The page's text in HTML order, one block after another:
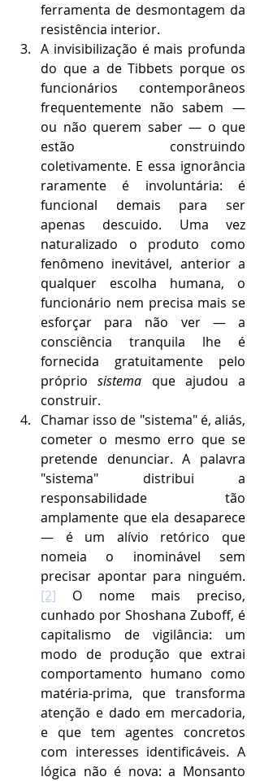
ferramenta de desmontagem da
resistência interior.
A invisibilização é mais profunda
do que a de Tibbets porque os
funcionários contemporâneos
frequentemente não sabem —
ou não querem saber — o que
estão construindo
coletivamente. E essa ignorância
raramente é involuntária: é
funcional demais para ser
apenas descuido. Uma vez
naturalizado o produto como
fenômeno inevitável, anterior a
qualquer escolha humana, o
funcionário nem precisa mais se
esforçar para não ver — a
consciência tranquila lhe é
fornecida gratuitamente pelo
próprio sistema que ajudou a
construir.
Chamar isso de "sistema" é, aliás,
cometer o mesmo erro que se
pretende denunciar. A palavra
"sistema" distribui a
responsabilidade tão
amplamente que ela desaparece
— é um alívio retórico que
nomeia o inominável sem
precisar apontar para ninguém.
[2] O nome mais preciso,
cunhado por Shoshana Zuboff, é
capitalismo de vigilância: um
modo de produção que extrai
comportamento humano como
matéria-prima, que transforma
atenção e dado em mercadoria,
e que tem agentes concretos
com interesses identificáveis. A
lógica não é nova: a Monsanto